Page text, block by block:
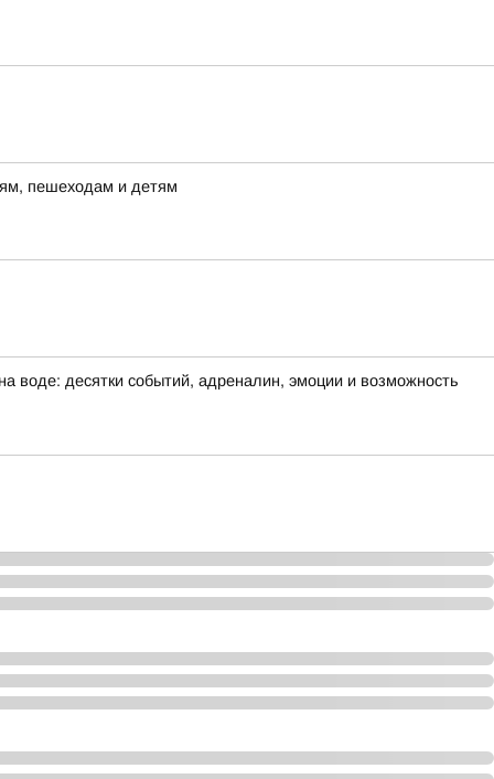
пешеходам и детям
воде: десятки событий, адреналин, эмоции и возможность